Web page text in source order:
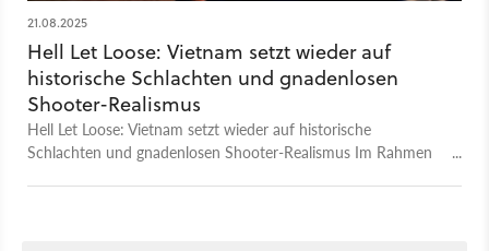
21.08.2025
Hell Let Loose: Vietnam setzt wieder auf
historische Schlachten und gnadenlosen
Shooter-Realismus
Hell Let Loose: Vietnam setzt wieder auf historische
Schlachten und gnadenlosen Shooter-Realismus Im Rahmen